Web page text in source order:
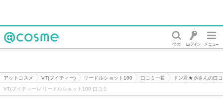
アットコスメ VT(ブイティー) リードルショット100 口コミ一覧
ドン君★彡さんの口
VT(ブイティー) / リードルショット100 口コミ